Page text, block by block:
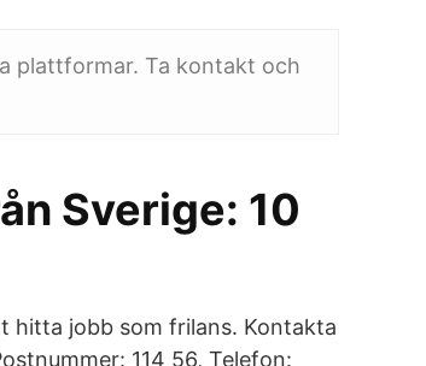
plattformar. Ta kontakt och
Sverige: 10
hitta jobb som frilans. Kontakta
114 56, Telefon: